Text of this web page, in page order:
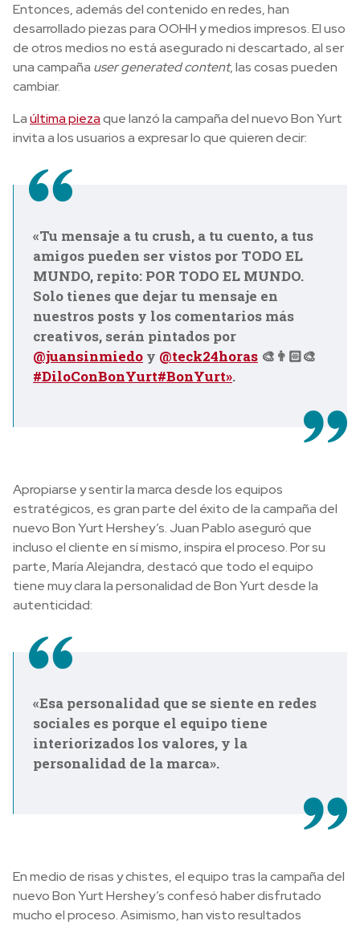
Entonces, además del contenido en redes, han
desarrollado piezas para OOHH y medios impresos. El uso
de otros medios no está asegurado ni descartado, al ser
una campaña user generated content, las cosas pueden
cambiar.
Laúltima piezaque lanzó la campaña del nuevo Bon Yurt
invita a los usuarios a expresar lo que quieren decir:
«Tu mensaje a tu crush, a tu cuento, a tus
amigos pueden ser vistos por TODO EL
MUNDO, repito: POR TODO EL MUNDO.
Solo tienes que dejar tu mensaje en
nuestros posts y los comentarios más
creativos, serán pintados por
@juansinmiedo y @teck24horas 🎨👨🏻‍🎨
#DiloConBonYurt#BonYurt».
Apropiarse y sentir la marca desde los equipos
estratégicos, es gran parte del éxito de la campaña del
nuevo Bon Yurt Hershey’s. Juan Pablo aseguró que
incluso el cliente en sí mismo, inspira el proceso. Por su
parte, María Alejandra, destacó que todo el equipo
tiene muy clara la personalidad de Bon Yurt desde la
autenticidad:
«Esa personalidad que se siente en redes
sociales es porque el equipo tiene
interiorizados los valores, y la
personalidad de la marca».
En medio de risas y chistes, el equipo tras la campaña del
nuevo Bon Yurt Hershey’s confesó haber disfrutado
mucho el proceso. Asimismo, han visto resultados